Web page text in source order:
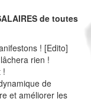
de toutes
! [Edito]
rien !
!
de
et améliorer les